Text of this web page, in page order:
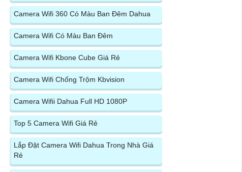
Camera Wifi 360 Có Màu Ban Đêm Dahua
Camera Wifi Có Màu Ban Đêm
Camera Wifi Kbone Cube Giá Rẻ
Camera Wifi Chống Trộm Kbvision
Camera Wifii Dahua Full HD 1080P
Top 5 Camera Wifi Giá Rẻ
Lắp Đặt Camera Wifi Dahua Trong Nhà Giá
Rẻ